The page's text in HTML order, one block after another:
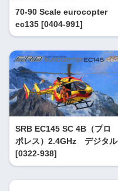
70-90 Scale eurocopter
ec135 [0404-991]
SRB EC145 SC 4B（プロ
ポレス）2.4GHz デジタル
[0322-938]